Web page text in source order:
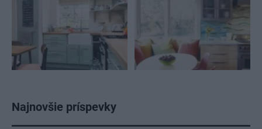
Najnovšie príspevky